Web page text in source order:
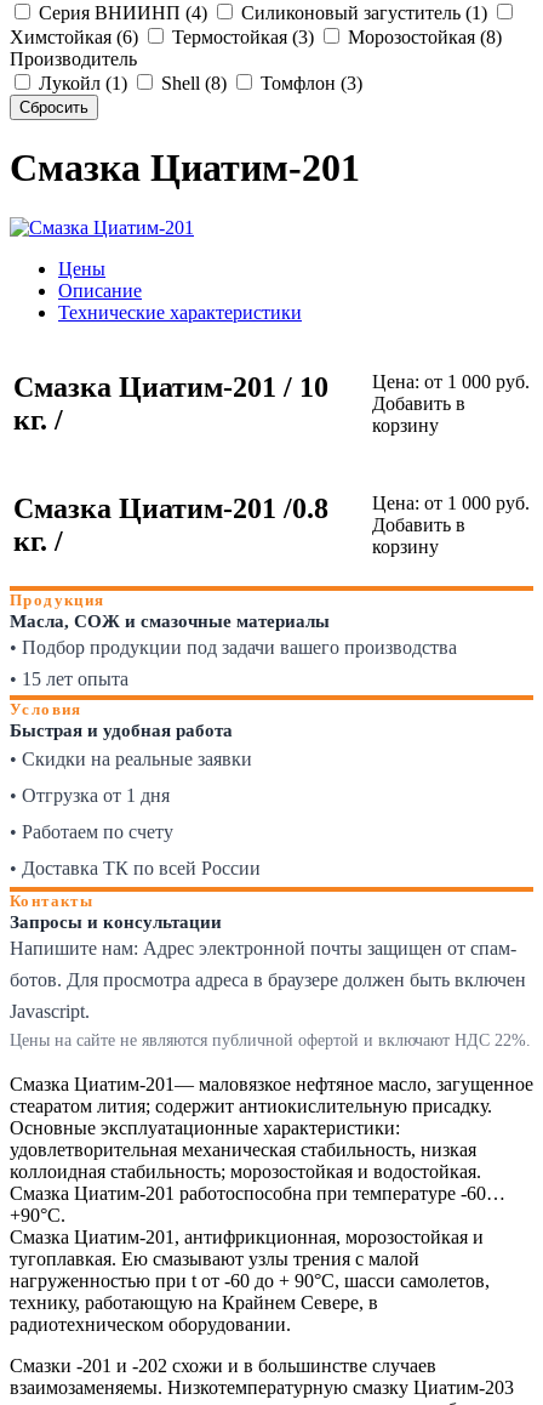
Серия ВНИИНП (4)
Силиконовый загуститель (1)
Химстойкая (6)
Термостойкая (3)
Морозостойкая (8)
Производитель
Лукойл (1)
Shell (8) Томфлон (3)
Смазка Циатим-201
Цены
Описание
Технические характеристики
Cмазка Циатим-201 / 10
кг. /
Цена: от 1 000 руб.
Добавить в
корзину
Cмазка Циатим-201 /0.8
кг. /
Цена: от 1 000 руб.
Добавить в
корзину
Продукция
Масла, СОЖ и смазочные материалы
• Подбор продукции под задачи вашего производства
• 15 лет опыта
Условия
Быстрая и удобная работа
• Скидки на реальные заявки
• Отгрузка от 1 дня
• Работаем по счету
• Доставка ТК по всей России
Контакты
Запросы и консультации
Напишите нам: Адрес электронной почты защищен от спам-
ботов. Для просмотра адреса в браузере должен быть включен
Javascript.
Цены на сайте не являются публичной офертой и включают НДС 22%.
Смазка Циатим-201— маловязкое нефтяное масло, загущенное
стеаратом лития; содержит антиокислительную присадку.
Основные эксплуатационные характеристики:
удовлетворительная механическая стабильность, низкая
коллоидная стабильность; морозостойкая и водостойкая.
Смазка Циатим-201 работоспособна при температуре -60…
+90°С.
Смазка Циатим-201, антифрикционная, морозостойкая и
тугоплавкая. Ею смазывают узлы трения с малой
нагруженностью при t от -60 до + 90°С, шасси самолетов,
технику, работающую на Крайнем Севере, в
радиотехническом оборудовании.
Смазки -201 и -202 схожи и в большинстве случаев
взаимозаменяемы. Низкотемпературную смазку Циатим-203